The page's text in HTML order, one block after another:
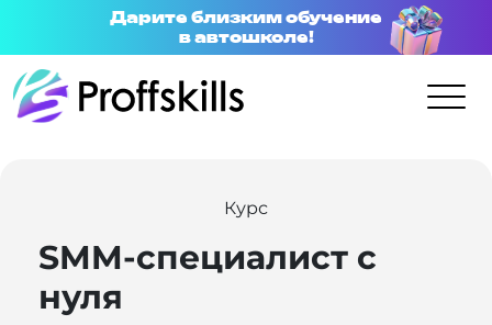
Дарите близким обучение
в автошколе!
Курс
SMM-специалист с
нуля